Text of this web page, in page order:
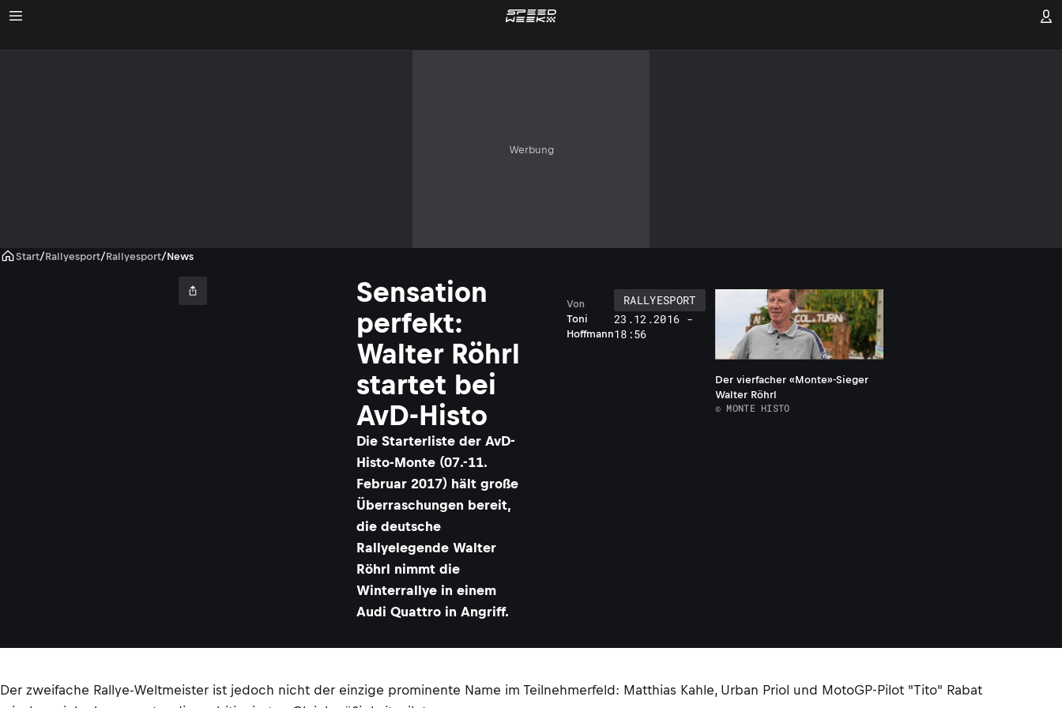
Werbung
Start/Rallyesport/Rallyesport/News
Sensation
perfekt:
Walter Röhrl
startet bei
AvD-Histo
Die Starterliste der AvD-
Histo-Monte (07.-11.
Februar 2017) hält große
Überraschungen bereit,
die deutsche
Rallyelegende Walter
Röhrl nimmt die
Winterrallye in einem
Audi Quattro in Angriff.
Toni
Hoffmann
Von
RALLYESPORT
23.12.2016 -
18:56
Der vierfacher «Monte»-Sieger
Walter Röhrl
© MONTE HISTO
Der zweifache Rallye-Weltmeister ist jedoch nicht der einzige prominente Name im Teilnehmerfeld: Matthias Kahle, Urban Priol und MotoGP-Pilot "Tito" Rabat